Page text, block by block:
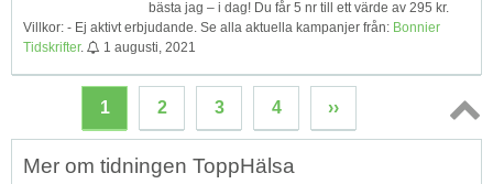
bästa jag – i dag! Du får 5 nr till ett värde av 295 kr.
Villkor: - Ej aktivt erbjudande. Se alla aktuella kampanjer från: Bonnier
Tidskrifter. 1 augusti, 2021
1 2 3 4 ››
Mer om tidningen ToppHälsa